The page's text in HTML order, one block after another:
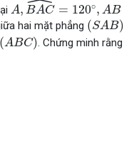
A, BAC = 120∘, AB
hai mặt phẳng (SAB)
(SAB)
(ABC)
ABC) . Chứng minh rằng